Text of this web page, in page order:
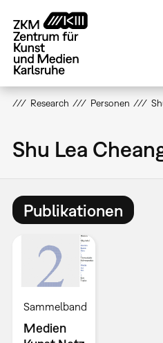
zum
Inhalt
Research Personen
Shu Lea
Publikationen
Sammelband
Medien